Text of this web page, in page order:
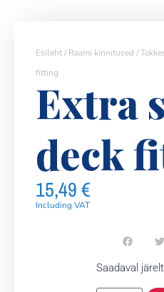
Esileht/Raami kinnitused /
fitting
Extra
deck
15,49€
Including VAT
Saadaval